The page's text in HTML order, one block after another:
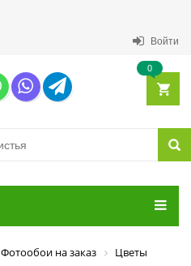
Войти
0
Фотообои на заказ
Цветы